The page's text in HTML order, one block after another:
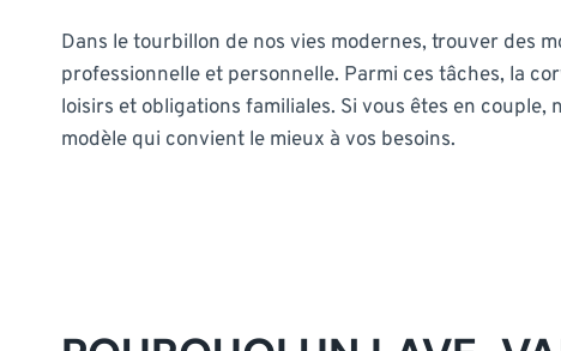
Dans le tourbillon de nos vies modernes, trouver des
professionnelle et personnelle. Parmi ces tâches, la
loisirs et obligations familiales. Si vous êtes en
modèle qui convient le mieux à vos besoins.